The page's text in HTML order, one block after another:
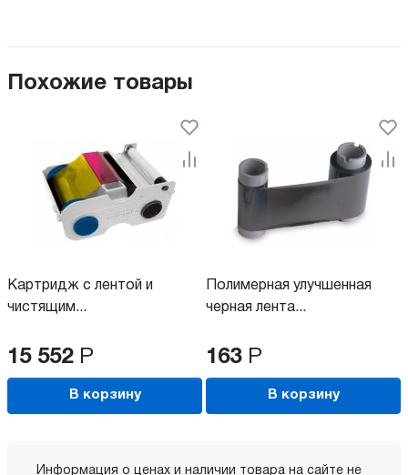
Похожие товары
Картридж с лентой и
чистящим...
15 552 Р
В корзину
Полимерная улучшенная
черная лента...
163 Р
В корзину
Информация о ценах и наличии товара на сайте не